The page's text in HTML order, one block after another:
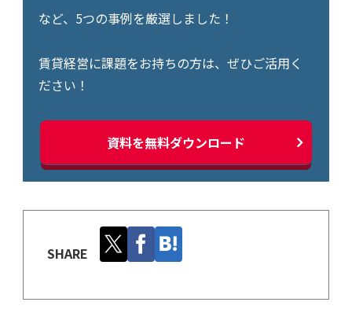
など、5つの事例を厳選しました！
賃貸経営に課題をお持ちの方は、ぜひご活用く
ださい！
資料を無料ダウンロード
SHARE